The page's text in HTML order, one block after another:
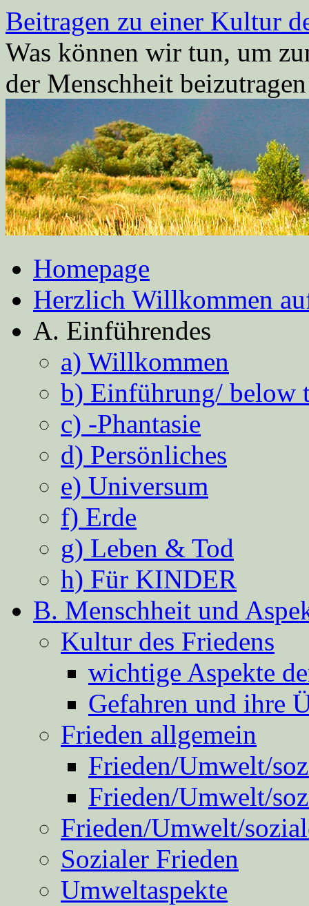
Zum
Inhalt
springen
Beitragen zu einer Kultur
Was können wir tun, um
der Menschheit
Homepage
Herzlich Willkommen
A. Einführendes
a) Willkommen
b) Einführung/ below
c) -Phantasie
d) Persönliches
e) Universum
f) Erde
g) Leben & Tod
h) Für KINDER
B. Menschheit und
Kultur des Friedens
wichtige Aspekte
Gefahren und ihre
Frieden allgemein
Frieden/Umwelt/
Frieden/Umwelt/
Frieden/Umwelt/
Sozialer Frieden
Umweltaspekte